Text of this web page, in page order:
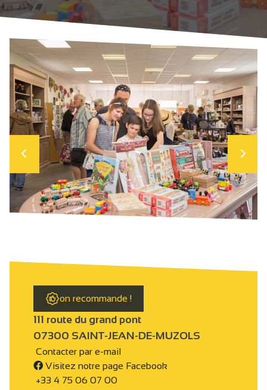
on recommande !
111 route du grand pont
07300 SAINT-JEAN-DE-MUZOLS
Contacter par e-mail
Visitez notre page Facebook
+33 4 75 06 07 00